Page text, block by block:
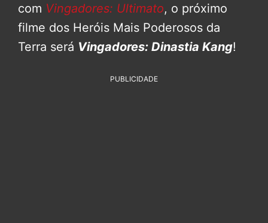
com Vingadores: Ultimato, o próximo
filme dos Heróis Mais Poderosos da
Terra será Vingadores: Dinastia Kang!
PUBLICIDADE